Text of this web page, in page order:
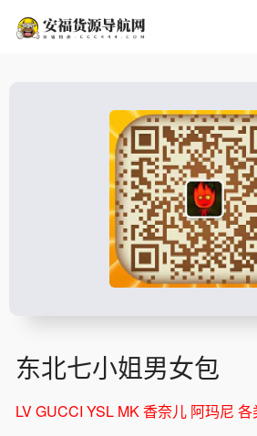
东北七小姐男女包
LV GUCCI YSL MK 香奈儿 阿玛尼